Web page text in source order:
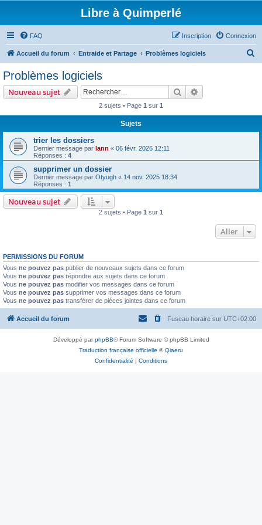
Libre à Quimperlé
FAQ Connexion
Inscription
Accueil du forum Entraide et Partage Problèmes logiciels
Problèmes logiciels
Nouveau sujet Rechercher
2 sujets • Page 1 sur 1
Sujets
trier les dossiers
Dernier message par lann « 06 févr. 2026 12:11
Réponses : 4
supprimer un dossier
Dernier message par Otyugh « 14 nov. 2025 18:34
Réponses : 1
Nouveau sujet
2 sujets • Page 1 sur 1
Aller
PERMISSIONS DU FORUM
Vous ne pouvez pas publier de nouveaux sujets dans ce forum
Vous ne pouvez pas répondre aux sujets dans ce forum
Vous ne pouvez pas modifier vos messages dans ce forum
Vous ne pouvez pas supprimer vos messages dans ce forum
Vous ne pouvez pas transférer de pièces jointes dans ce forum
Accueil du forum Fuseau horaire sur UTC+02:00
Développé parphpBB® Forum Software © phpBB Limited
Traduction française officielle ©Qiaeru
Confidentialité | Conditions